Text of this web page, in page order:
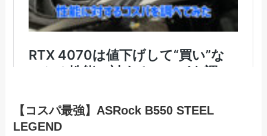
【コスパ最強】ASRock B550 STEEL
LEGEND